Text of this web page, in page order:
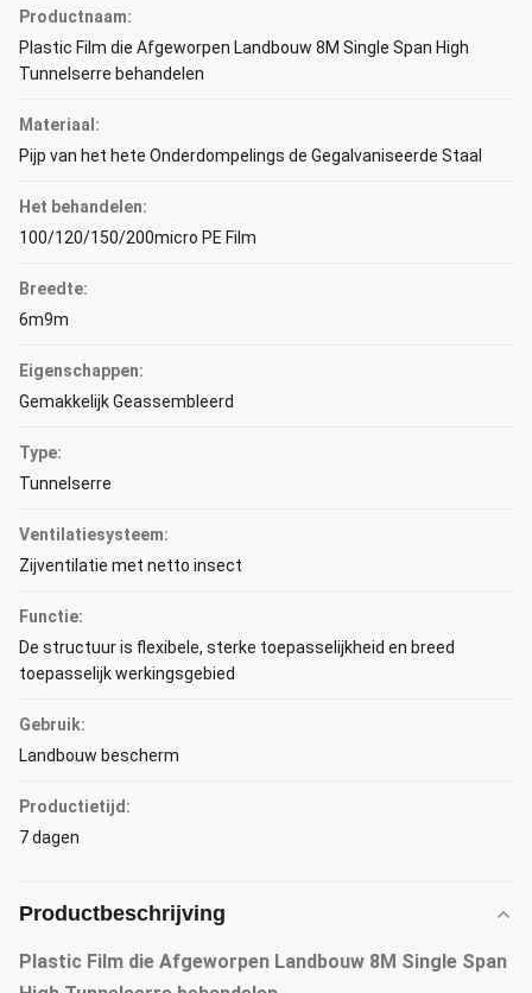
Productnaam:
Plastic Film die Afgeworpen Landbouw 8M Single Span High
Tunnelserre behandelen
Materiaal:
Pijp van het hete Onderdompelings de Gegalvaniseerde Staal
Het behandelen:
100/120/150/200micro PE Film
Breedte:
6m9m
Eigenschappen:
Gemakkelijk Geassembleerd
Type:
Tunnelserre
Ventilatiesysteem:
Zijventilatie met netto insect
Functie:
De structuur is flexibele, sterke toepasselijkheid en breed
toepasselijk werkingsgebied
Gebruik:
Landbouw bescherm
Productietijd:
7 dagen
Productbeschrijving
Plastic Film die Afgeworpen Landbouw 8M Single Span